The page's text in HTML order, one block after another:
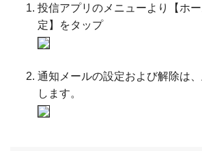
投信アプリのメニューより【ホ
定】をタップ
通知メールの設定および解除は
します。